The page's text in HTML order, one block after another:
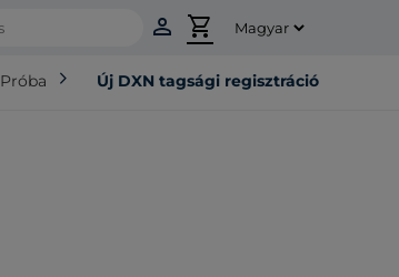
person shopping_cart
chevron_right
Próba csomagÚj DXN tagsági regisztráció